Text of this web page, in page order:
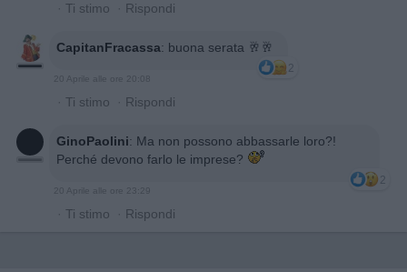
· Ti stimo · Rispondi
CapitanFracassa: buona serata 🥂🥂
2
20 Aprile alle ore 20:08
· Ti stimo · Rispondi
GinoPaolini: Ma non possono abbassarle loro?!
Perché devono farlo le imprese?
2
20 Aprile alle ore 23:29
· Ti stimo · Rispondi